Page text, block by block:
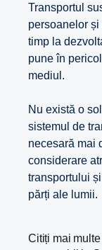
Transportul
persoanelor
timp la
pune în
mediul.
Nu există o
sistemul de
necesară mai
considerare
transportului
părți ale lumii.
Citiți mai